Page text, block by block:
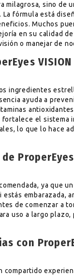
milagrosa, sino de
fórmula está
Muchos
en su calidad
o manejar de
VISION
ingredientes
ayuda a
el sistema
lo que lo hace
ProperEyes
ya que
embarazada,
de comenzar a
uso a largo
con
compartido